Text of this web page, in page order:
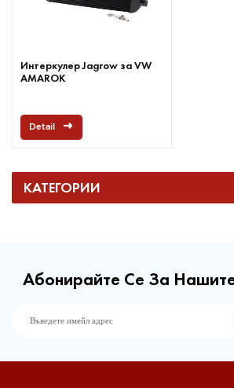
Интеркулер Jagrow за VW
AMAROK
Detail
КАТЕГОРИИ
Абонирайте Се За